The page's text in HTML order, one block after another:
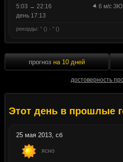
5:03 → 22:16
6 м/с
день 17:13
рекорды: ° () · ° ()
прогноз на 10 дней
достоверность
Этот день в прошлые
25 мая 2013, сб
ясно